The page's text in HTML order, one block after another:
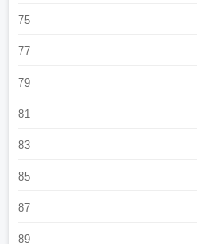
75
77
79
81
83
85
87
89